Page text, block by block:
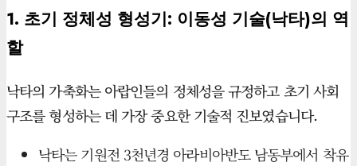
1. 초기 정체성 형성기: 이동성 기술(낙타)의 역
할
낙타의 가축화는 아랍인들의 정체성을 규정하고 초기 사회
구조를 형성하는 데 가장 중요한 기술적 진보였습니다.
낙타는 기원전 3천년경 아라비아반도 남동부에서 착유